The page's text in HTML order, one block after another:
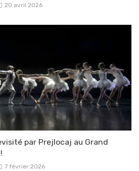
20 avril 2026
par Prejlocaj au Grand
7 février 2026